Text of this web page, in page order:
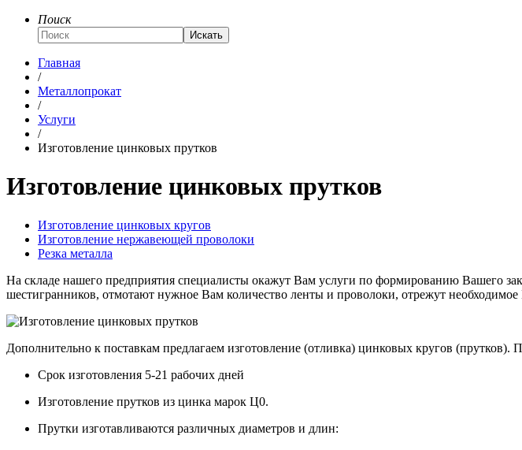
Поиск
Искать
Главная
/
Металлопрокат
/
Услуги
/
Изготовление цинковых прутков
Изготовление цинковых прутков
Изготовление цинковых кругов
Изготовление нержавеющей проволоки
Резка металла
На складе нашего предприятия специалисты окажут Вам услуги по формированию Вашего
шестигранников, отмотают нужное Вам количество ленты и проволоки, отрежут
Дополнительно к поставкам предлагаем изготовление (отливка) цинковых кругов
Срок изготовления 5-21 рабочих дней
Изготовление прутков из цинка марок Ц0.
Прутки изготавливаются различных диаметров и длин: